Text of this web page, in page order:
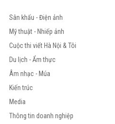
Sân khấu - Điện ảnh
Mỹ thuật - Nhiếp ảnh
Cuộc thi viết Hà Nội & Tôi
Du lịch - Ẩm thực
Âm nhạc - Múa
Kiến trúc
Media
Thông tin doanh nghiệp